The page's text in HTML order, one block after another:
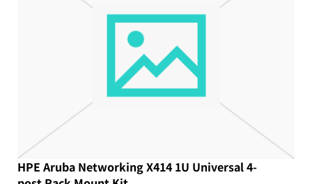
HPE Aruba Networking X414 1U Universal 4-